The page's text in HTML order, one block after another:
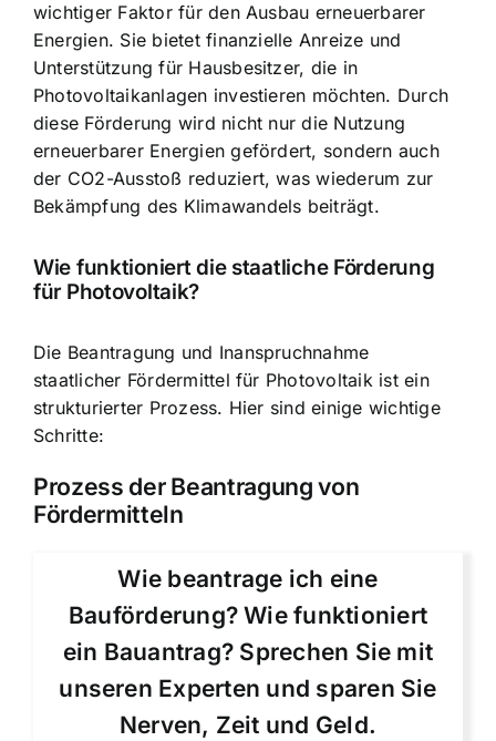
wichtiger Faktor für den Ausbau erneuerbarer
Energien. Sie bietet finanzielle Anreize und
Unterstützung für Hausbesitzer, die in
Photovoltaikanlagen investieren möchten. Durch
diese Förderung wird nicht nur die Nutzung
erneuerbarer Energien gefördert, sondern auch
der CO2-Ausstoß reduziert, was wiederum zur
Bekämpfung des Klimawandels beiträgt.
Wie funktioniert die staatliche Förderung
für Photovoltaik?
Die Beantragung und Inanspruchnahme
staatlicher Fördermittel für Photovoltaik ist ein
strukturierter Prozess. Hier sind einige wichtige
Schritte:
Prozess der Beantragung von
Fördermitteln
Wie beantrage ich eine
Bauförderung? Wie funktioniert
ein Bauantrag? Sprechen Sie mit
unseren Experten und sparen Sie
Nerven, Zeit und Geld.